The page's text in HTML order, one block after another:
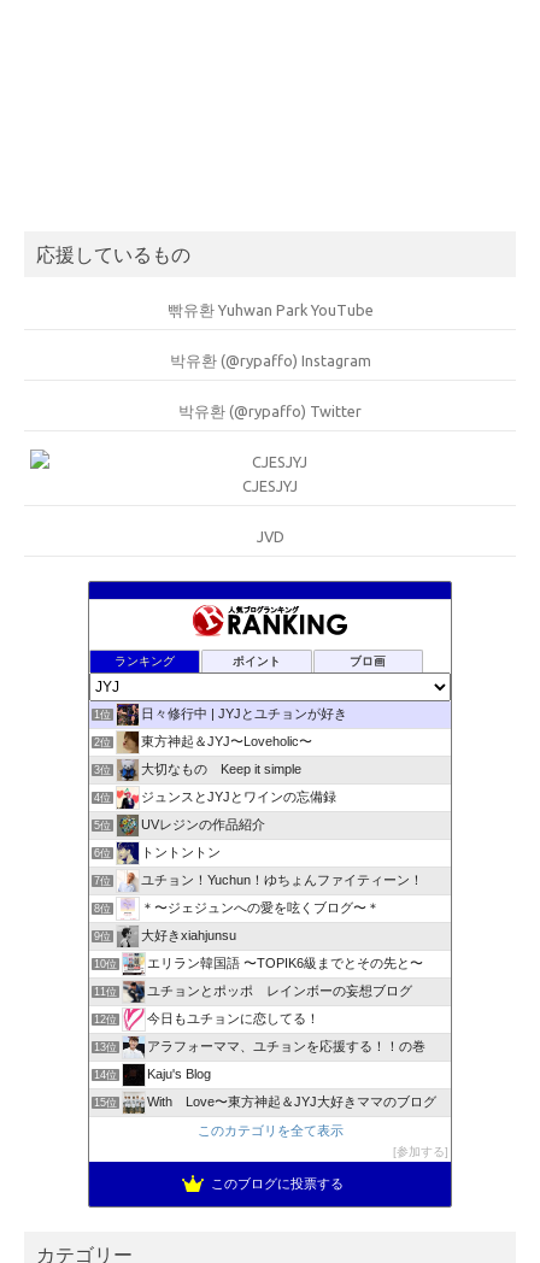
応援しているもの
빢유환 Yuhwan Park YouTube
박유환 (@rypaffo) Instagram
박유환 (@rypaffo) Twitter
CJESJYJ
JVD
ランキング ポイント ブロ画
1位 日々修行中 | JYJとユチョンが好き
2位 東方神起＆JYJ〜Loveholic〜
3位 大切なもの Keep it simple
4位 ジュンスとJYJとワインの忘備録
5位 UVレジンの作品紹介
6位 トントントン
7位 ユチョン！Yuchun！ゆちょんファイティーン！
8位 ＊〜ジェジュンへの愛を呟くブログ〜＊
9位 大好きxiahjunsu
10位 エリラン韓国語 〜TOPIK6級までとその先と〜
11位 ユチョンとポッポ レインボーの妄想ブログ
12位 今日もユチョンに恋してる！
13位 アラフォーママ、ユチョンを応援する！！の巻
14位 Kaju's Blog
15位 With Love〜東方神起＆JYJ大好きママのブログ
このカテゴリを全て表示
参加する
このブログに投票する
カテゴリー